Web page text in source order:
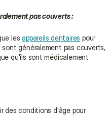
pas couverts :
les appareils dentaires pour
sont généralement pas couverts,
qu'ils sont médicalement
des conditions d'âge pour